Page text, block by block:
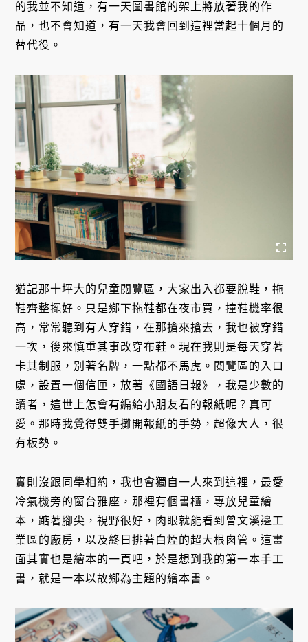
的我並不知道，有一天圖書館的架上將放著我的作
品，也不會知道，有一天我會回到這裡當起十個月的
替代役。
猶記那十坪大的兒童閱覽區，大家出入都要脫鞋，拖
鞋齊整擺好。只是鄉下拖鞋都在夜市買，撞鞋機率很
高，常常聽到有人穿錯，在那搶來搶去，我也被穿錯
一次，後來慎重其事改穿布鞋。現在我則是每天穿著
卡其制服，別著名牌，一點都不馬虎。閱覽區的入口
處，設置一個信匣，放著《國語日報》，我是少數的
讀者，這世上怎會有編給小朋友看的報紙呢？真可
愛。那時我覺得雙手攤開報紙的手勢，超像大人，很
有板勢。
實則沒跟同學相約，我也會獨自一人來到這裡，最愛
冷氣機旁的窗台雅座，那裡有個書櫃，專放兒童繪
本，踮著腳尖，視野很好，肉眼就能看到曾文溪邊工
業區的廠房，以及終日排著白煙的超大根囪管。這畫
面其實也是繪本的一頁吧，於是想到我的第一本手工
書，就是一本以故鄉為主題的繪本書。